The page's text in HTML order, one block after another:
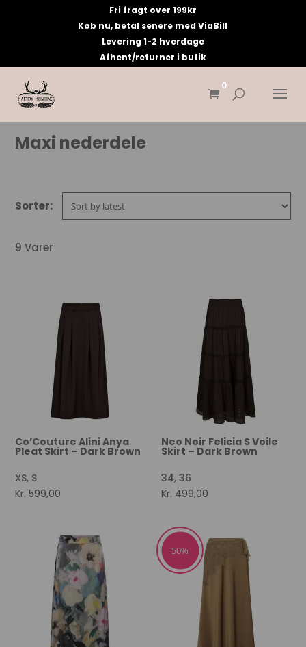
Fri fragt over 199kr
Køb nu, betal senere med ViaBill
Levering 1-2 hverdage
Afhent/returner i butik
0
Maxi nederdele
9 Varer
Co’Couture Alini Anya
Pleat Skirt – Dark Brown
XS, S
Kr. 599,00
Neo Noir Felicia S Voile
Skirt – Dark Brown
34, 36
Kr. 499,00
50%